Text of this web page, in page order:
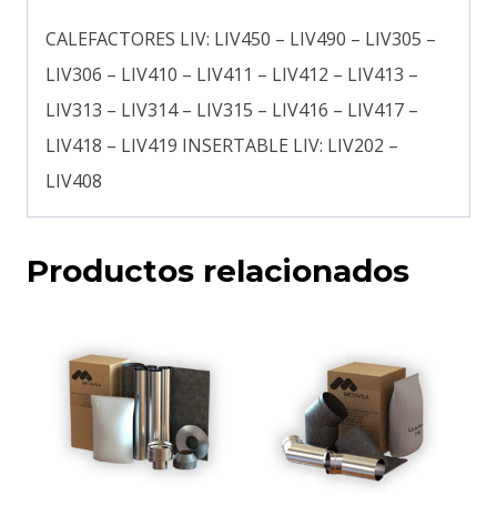
CALEFACTORES LIV: LIV450 – LIV490 – LIV305 –
LIV306 – LIV410 – LIV411 – LIV412 – LIV413 –
LIV313 – LIV314 – LIV315 – LIV416 – LIV417 –
LIV418 – LIV419 INSERTABLE LIV: LIV202 –
LIV408
Productos relacionados